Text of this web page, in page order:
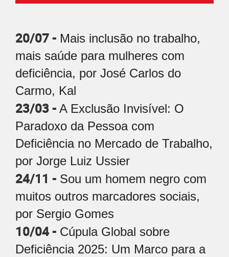
20/07 - Mais inclusão no trabalho,
mais saúde para mulheres com
deficiência, por José Carlos do
Carmo, Kal
23/03 - A Exclusão Invisível: O
Paradoxo da Pessoa com
Deficiência no Mercado de Trabalho,
por Jorge Luiz Ussier
24/11 - Sou um homem negro com
muitos outros marcadores sociais,
por Sergio Gomes
10/04 - Cúpula Global sobre
Deficiência 2025: Um Marco para a